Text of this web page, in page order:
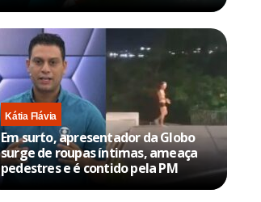
Kátia Flávia
Em surto, apresentador da Globo
surge de roupas íntimas, ameaça
pedestres e é contido pela PM